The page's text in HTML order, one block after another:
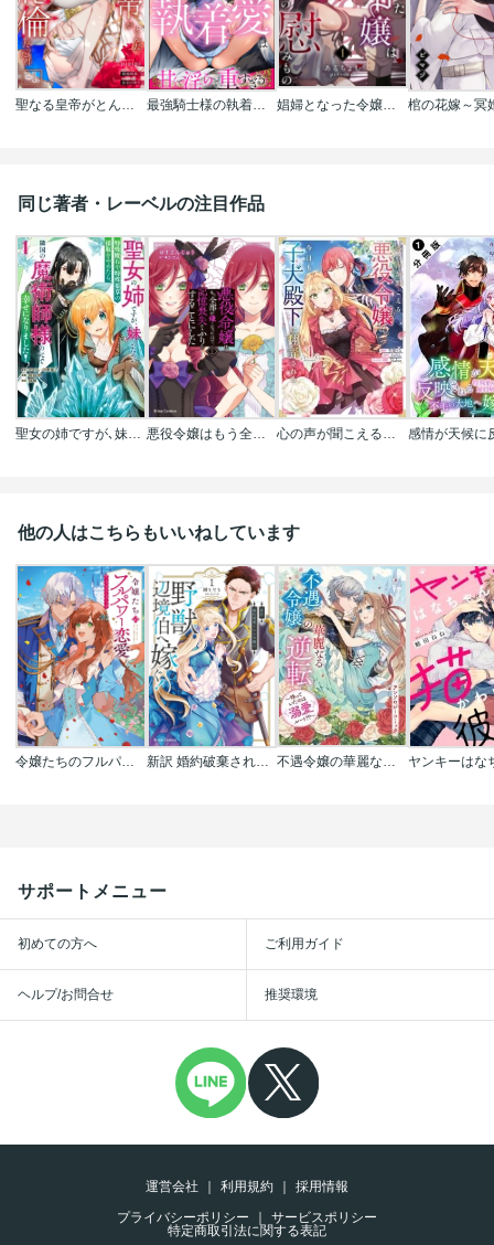
聖なる皇帝がとんだ隠れ絶倫だった件【単話】 最強騎士様の執着愛は甘くて淫らで重すぎる(分冊版) 娼婦となった令嬢は冷酷な侯爵の慰みもの
同じ著者・レーベルの注目作品
悪役令嬢はもう全部が嫌になったので､記憶喪失のふりをすることにした
他の人はこちらもいいねしています
令嬢たちのフルパワー恋愛アンソロジーコミック 新訳 婚約破棄された令嬢は野獣辺境伯へ嫁ぐ! 不遇令嬢の華麗なる逆転 ～待っていたのは溺愛ルート!?～ アンソロジーコミック
サポートメニュー
初めての方へ ご利用ガイド
ヘルプ/お問合せ 推奨環境
運営会社 利用規約
採用情報
プライバシーポリシー
サービスポリシー
特定商取引法に関する表記